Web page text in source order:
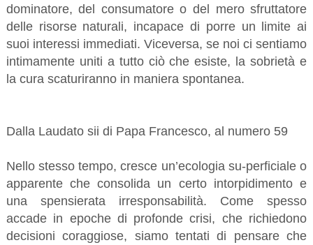
dominatore, del consumatore o del mero sfruttatore
delle risorse naturali, incapace di porre un limite ai
suoi interessi immediati. Viceversa, se noi ci sentiamo
intimamente uniti a tutto ciò che esiste, la sobrietà e
la cura scaturiranno in maniera spontanea.
Dalla Laudato sii di Papa Francesco, al numero 59
Nello stesso tempo, cresce un’ecologia su-perficiale o
apparente che consolida un certo intorpidimento e
una spensierata irresponsabilità. Come spesso
accade in epoche di profonde crisi, che richiedono
decisioni coraggiose, siamo tentati di pensare che